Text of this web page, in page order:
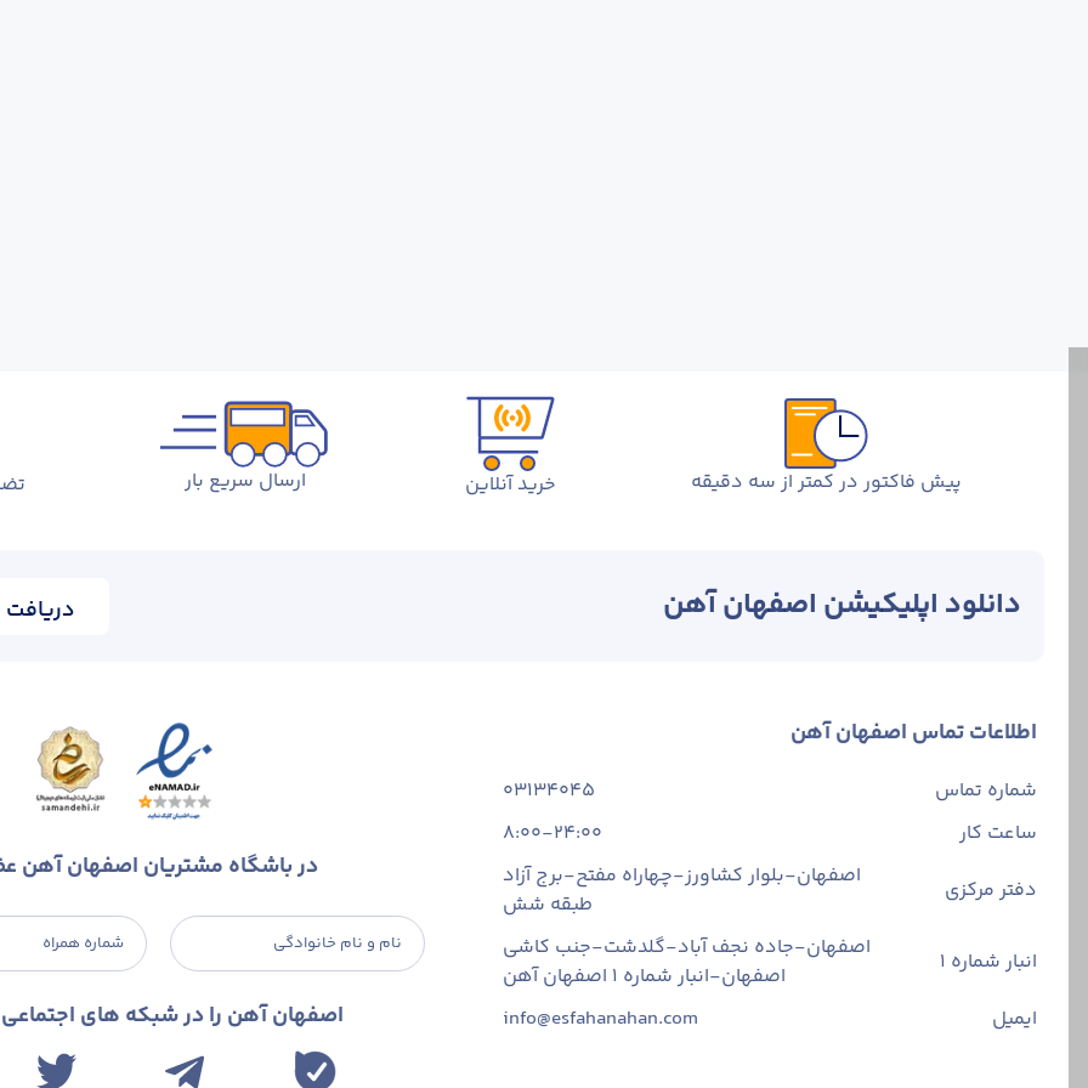
پیش فاکتور در کمتر از سه دقیقه خرید آنلاین ارسال سریع بار
دانلود اپلیکیشن اصفهان آهن دریافت
اطلاعات تماس اصفهان آهن
شماره تماس
03134045
ساعت کار
8:00-24:00
دفتر مرکزی
اصفهان-بلوار کشاورز-چهاراه مفتح-برج آزاد
طبقه شش
انبار شماره 1
اصفهان-جاده نجف آباد-گلدشت-جنب کاشی
اصفهان-انبار شماره ۱ اصفهان آهن
ایمیل
info@esfahanahan.com
در باشگاه مشتریان اصفهان آهن
نام و نام خانوادگی شماره همراه
اصفهان آهن را در شبکه های اجتماعی